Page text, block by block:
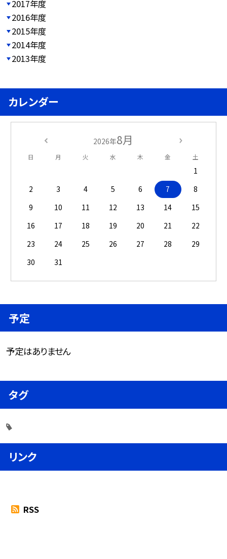
2017年度
2016年度
2015年度
2014年度
2013年度
カレンダー
2026年8月
日 月 火 水 木 金 土
1
2
3 4 5 6 7
8
9
10 11 12 13 14
15
16
17 18 19 20 21
22
23
24 25 26 27 28
29
30
31
予定
予定はありません
タグ
リンク
RSS